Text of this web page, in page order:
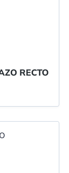
RECTO